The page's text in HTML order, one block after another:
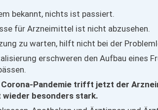
bekannt, nichts ist passiert.
für Arzneimittel ist nicht abzusehen.
zu warten, hilft nicht bei der
erschweren den Aufbau eines
Pandemie trifft jetzt der
besonders stark.